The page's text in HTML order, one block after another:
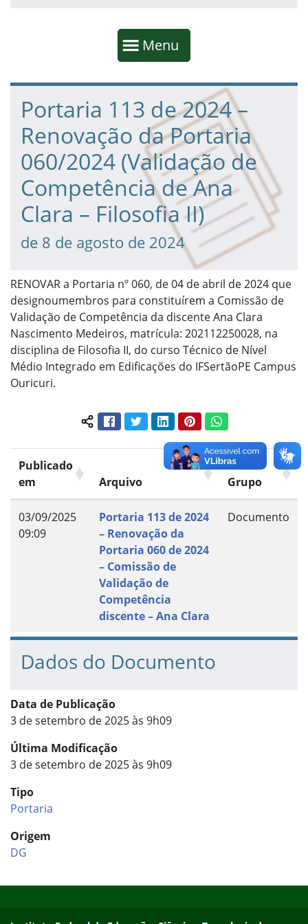
Mostrar
Menu
Fim da navegação
Início do conteúdo
Portaria 113 de 2024 –
Renovação da Portaria
060/2024 (Validação de
Competência de Ana
Clara – Filosofia II)
de 8 de agosto de 2024
RENOVAR a Portaria nº 060, de 04 de abril de 2024 que
designoumembros para constituírem a Comissão de
Validação de Competência da discente Ana Clara
Nascimento Medeiros, matrícula: 202112250028, na
disciplina de Filosofia II, do curso Técnico de Nível
Médio Integrado em Edificações do IFSertãoPE Campus
Ouricuri.
Compartilhar conteúdo:
FacebookTwitterLinkedInPinterestWhatsApp
Publicado
em
Arquivo Grupo
03/09/2025
09:09
Portaria 113 de 2024
– Renovação da
Portaria 060 de 2024
– Comissão de
Validação de
Competência
discente – Ana Clara
Documento
Dados do Documento
Data de Publicação
3 de setembro de 2025 às 9h09
Última Modificação
3 de setembro de 2025 às 9h09
Tipo
Portaria
Origem
DG